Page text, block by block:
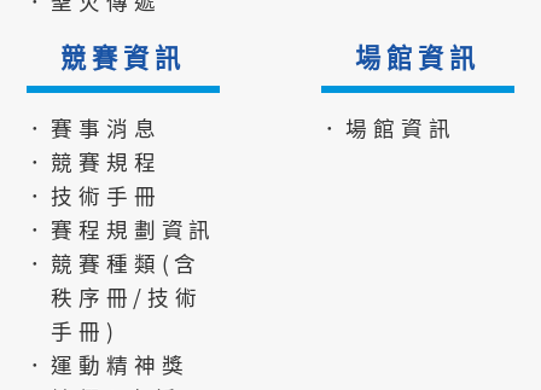
競賽資訊
．賽事消息
．競賽規程
．技術手冊
．賽程規劃資訊
．競賽種類(含
秩序冊/技術
手冊)
．運動精神獎
場館資訊
．場館資訊